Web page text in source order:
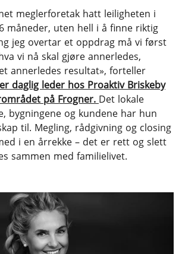
meglerforetak hatt leiligheten i
måneder, uten hell i å finne riktig
jeg overtar et oppdrag må vi først
vi nå skal gjøre annerledes,
annerledes resultat», forteller
daglig leder hos Proaktiv Briskeby
på Frogner. Det lokale
bygningene og kundene har hun
til. Megling, rådgivning og closing
i en årrekke – det er rett og slett
sammen med familielivet.